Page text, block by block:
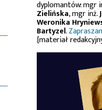
dyplomantów: mgr
Zielińska, mgr inż.
Weronika
Bartyzel.
[materiał